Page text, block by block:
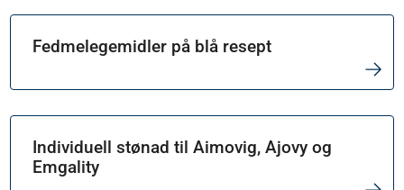
Fedmelegemidler på blå resept
Individuell stønad til Aimovig, Ajovy og
Emgality